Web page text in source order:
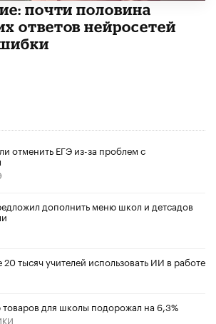
почти половина
ответов нейросетей
отменить ЕГЭ из-за проблем с
дополнить меню школ и детсадов
тысяч учителей использовать ИИ в работе
для школы подорожал на 6,3%